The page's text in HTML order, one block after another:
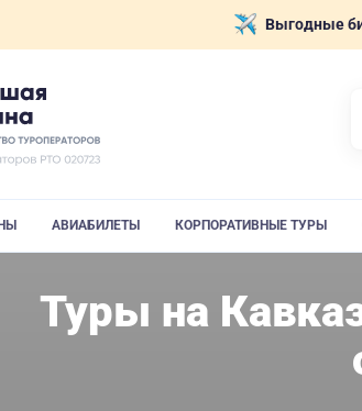
Выгодные
АВИАБИЛЕТЫ КОРПОРАТИВНЫЕ ТУРЫ
Туры на